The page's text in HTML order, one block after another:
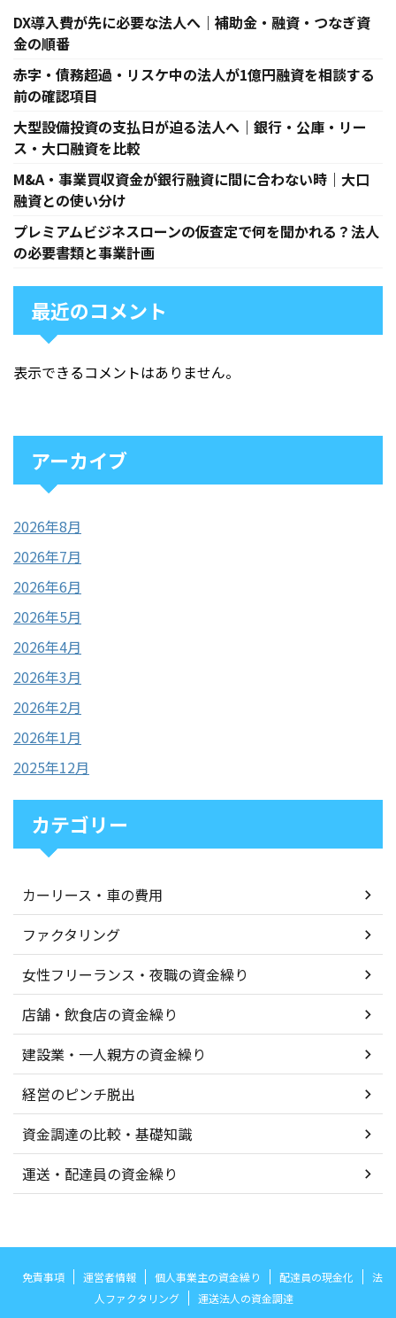
DX導入費が先に必要な法人へ｜補助金・融資・つなぎ資
金の順番
赤字・債務超過・リスケ中の法人が1億円融資を相談する
前の確認項目
大型設備投資の支払日が迫る法人へ｜銀行・公庫・リー
ス・大口融資を比較
M&A・事業買収資金が銀行融資に間に合わない時｜大口
融資との使い分け
プレミアムビジネスローンの仮査定で何を聞かれる？法人
の必要書類と事業計画
最近のコメント
表示できるコメントはありません。
アーカイブ
2026年8月
2026年7月
2026年6月
2026年5月
2026年4月
2026年3月
2026年2月
2026年1月
2025年12月
カテゴリー
カーリース・車の費用
ファクタリング
女性フリーランス・夜職の資金繰り
店舗・飲食店の資金繰り
建設業・一人親方の資金繰り
経営のピンチ脱出
資金調達の比較・基礎知識
運送・配達員の資金繰り
免責事項 運営者情報 個人事業主の資金繰り 配達員の現金化
法
人ファクタリング
運送法人の資金調達